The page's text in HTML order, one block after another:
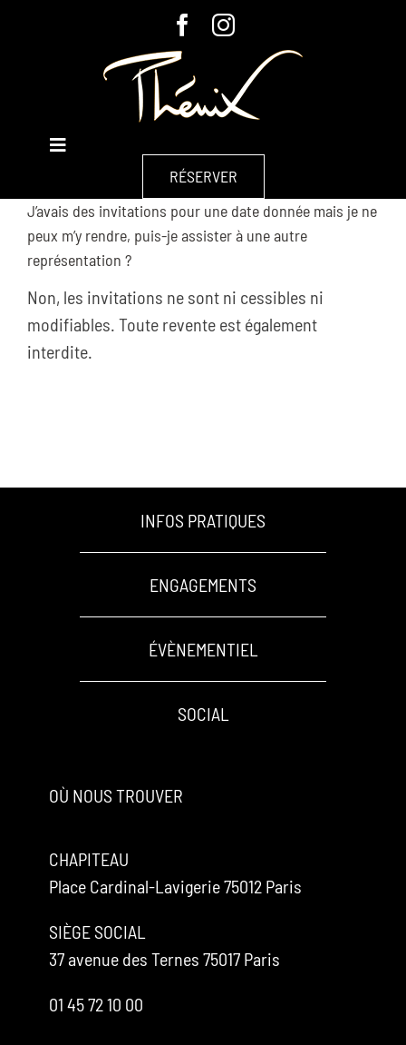
Toggle
À PROPOS
GROUPES & ENTREPRISES
CHAPITEAU
CONTACT
RÉSERVER
J’avais des invitations pour une date donnée mais je ne
peux m’y rendre, puis-je assister à une autre
représentation ?
Non, les invitations ne sont ni cessibles ni
modifiables. Toute revente est également
interdite.
INFOS PRATIQUES
ENGAGEMENTS
ÉVÈNEMENTIEL
SOCIAL
OÙ NOUS TROUVER
CHAPITEAU
Place Cardinal-Lavigerie 75012 Paris
SIÈGE SOCIAL
37 avenue des Ternes 75017 Paris
01 45 72 10 00